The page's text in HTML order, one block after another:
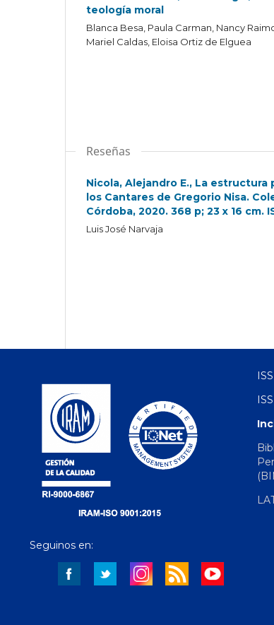
teología moral
Blanca Besa, Paula Carman, Nancy
Mariel Caldas, Eloisa Ortiz de Elguea
Reseñas
Nicola, Alejandro E., La
los Cantares de Gregorio Nisa.
Córdoba, 2020. 368 p; 23 x 16 cm.
Luis José Narvaja
Seguinos en: